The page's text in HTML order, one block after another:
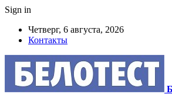
Sign in
Четверг, 6 августа, 2026
Контакты